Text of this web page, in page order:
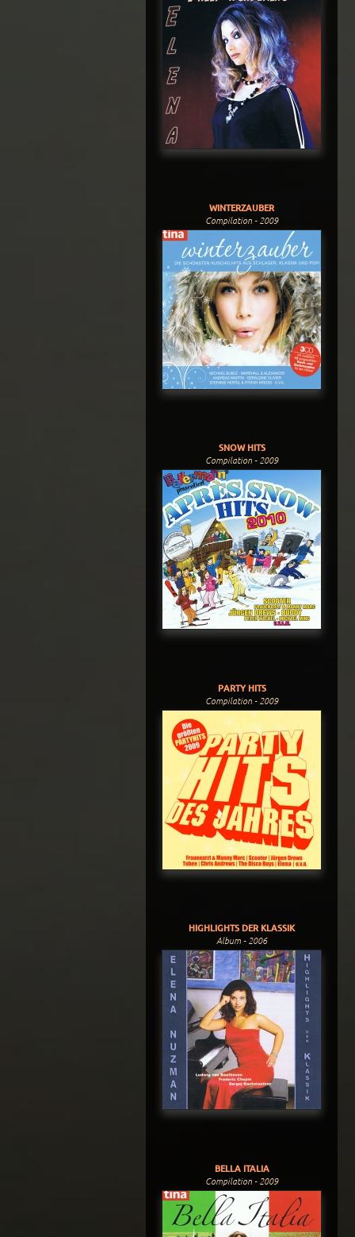
WINTERZAUBER
Compilation - 2009
SNOW HITS
Compilation - 2009
PARTY HITS
Compilation - 2009
HIGHLIGHTS DER KLASSIK
Album - 2006
BELLA ITALIA
Compilation - 2009